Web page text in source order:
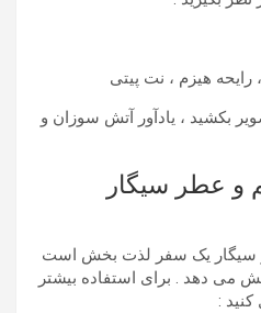
هیزم ، نت پیتی
بکشید ، یادآور آتش سوزان و
و عطر سیگار
سیگار یک سفر لذت بخش است
می دهد . برای استفاده بیشتر
کنید :